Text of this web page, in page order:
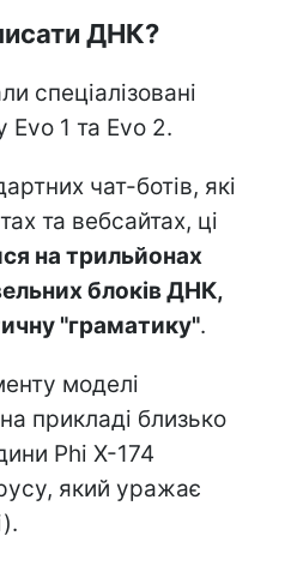
ДНК?
спеціалізовані
Evo 1 та Evo 2.
чат-ботів, які
та вебсайтах, ці
на трильйонах
блоків ДНК,
"граматику".
моделі
прикладі близько
Phi X-174
який уражає